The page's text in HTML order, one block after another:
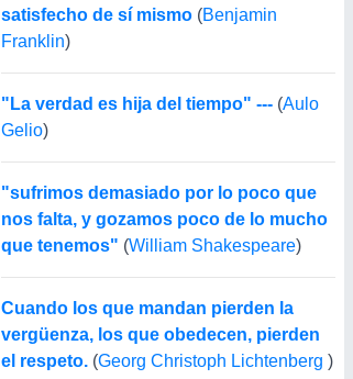
satisfecho de sí mismo (Benjamin
Franklin)
"La verdad es hija del tiempo" --- (Aulo
Gelio)
"sufrimos demasiado por lo poco que
nos falta, y gozamos poco de lo mucho
que tenemos" (William Shakespeare)
Cuando los que mandan pierden la
vergüenza, los que obedecen, pierden
el respeto. (Georg Christoph Lichtenberg )